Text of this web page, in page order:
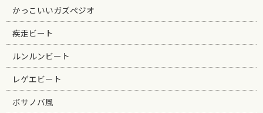
かっこいいガズペジオ
疾走ビート
ルンルンビート
レゲエビート
ボサノバ風